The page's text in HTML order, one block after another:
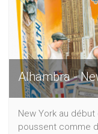
Alhambra -
New York au
poussent comme